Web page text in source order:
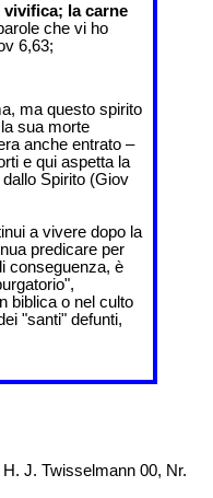
vivifica; la carne
che vi ho
6,63;
ma questo spirito
sua morte
anche entrato –
e qui aspetta la
Spirito (Giov
a vivere dopo la
predicare per
conseguenza, è
biblica o nel culto
"santi" defunti,
J. Twisselmann 00, Nr.